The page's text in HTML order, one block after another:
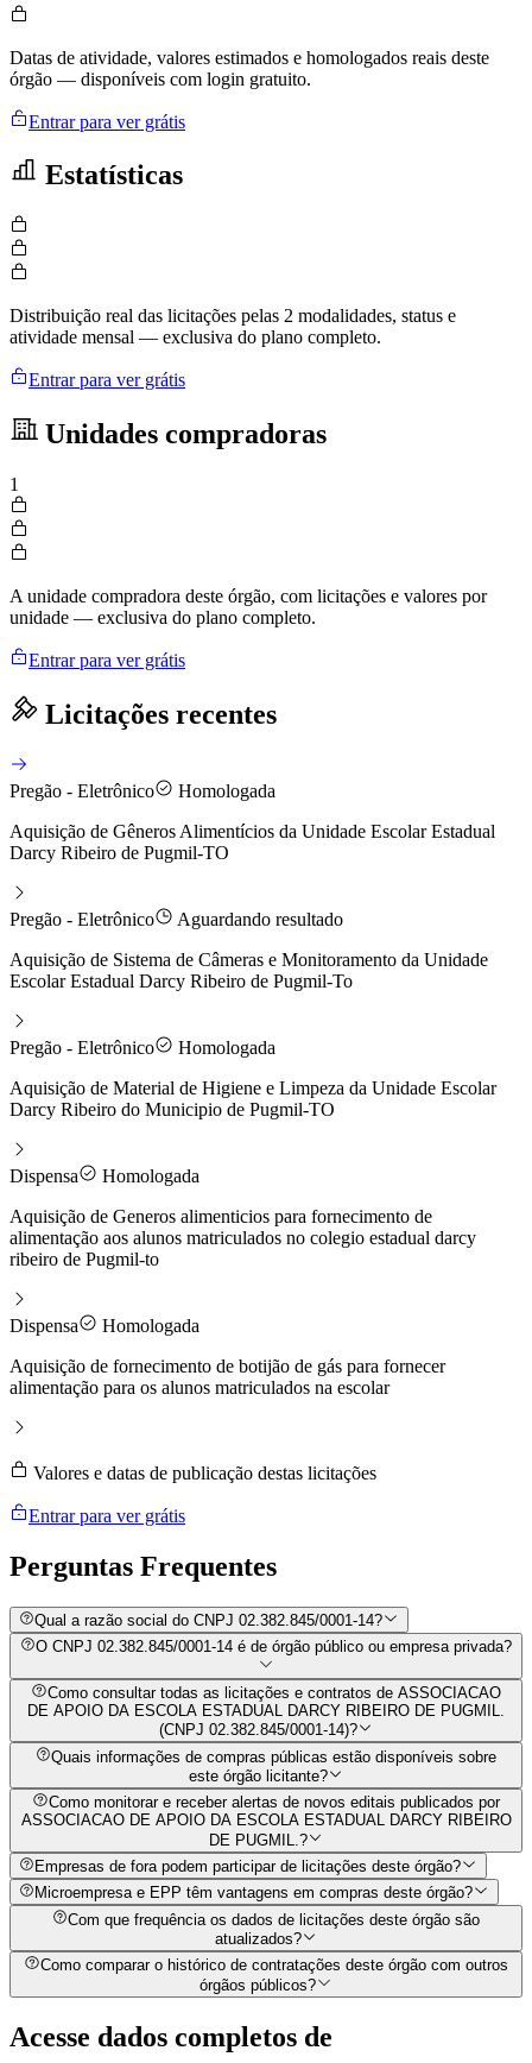
Datas de atividade, valores estimados e homologados reais deste
órgão — disponíveis com login gratuito.
Entrar para ver grátis
Estatísticas
Distribuição real das licitações pelas 2 modalidades, status e
atividade mensal — exclusiva do plano completo.
Entrar para ver grátis
Unidades compradoras
1
A unidade compradora deste órgão, com licitações e valores por
unidade — exclusiva do plano completo.
Entrar para ver grátis
Licitações recentes
Pregão - Eletrônico
Homologada
Aquisição de Gêneros Alimentícios da Unidade Escolar Estadual
Darcy Ribeiro de Pugmil-TO
Pregão - Eletrônico
Aguardando resultado
Aquisição de Sistema de Câmeras e Monitoramento da Unidade
Escolar Estadual Darcy Ribeiro de Pugmil-To
Pregão - Eletrônico
Homologada
Aquisição de Material de Higiene e Limpeza da Unidade Escolar
Darcy Ribeiro do Municipio de Pugmil-TO
Dispensa
Homologada
Aquisição de Generos alimenticios para fornecimento de
alimentação aos alunos matriculados no colegio estadual darcy
ribeiro de Pugmil-to
Dispensa
Homologada
Aquisição de fornecimento de botijão de gás para fornecer
alimentação para os alunos matriculados na escolar
Valores e datas de publicação destas licitações
Entrar para ver grátis
Perguntas Frequentes
Qual a razão social do CNPJ 02.382.845/0001-14?
O CNPJ 02.382.845/0001-14 é de órgão público ou empresa privada?
Como consultar todas as licitações e contratos de ASSOCIACAO
DE APOIO DA ESCOLA ESTADUAL DARCY RIBEIRO DE PUGMIL.
(CNPJ 02.382.845/0001-14)?
Quais informações de compras públicas estão disponíveis sobre
este órgão licitante?
Como monitorar e receber alertas de novos editais publicados por
ASSOCIACAO DE APOIO DA ESCOLA ESTADUAL DARCY RIBEIRO
DE PUGMIL.?
Empresas de fora podem participar de licitações deste órgão?
Microempresa e EPP têm vantagens em compras deste órgão?
Com que frequência os dados de licitações deste órgão são
atualizados?
Como comparar o histórico de contratações deste órgão com outros
órgãos públicos?
Acesse dados completos de